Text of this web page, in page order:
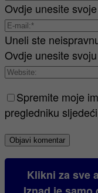
Ovdje unesite
Uneli ste
Ovdje unesite
Spremite moje
pregledniku
Klikni za sve